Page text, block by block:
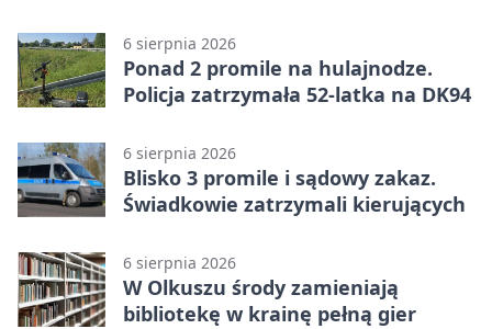
6 sierpnia 2026
Ponad 2 promile na hulajnodze.
Policja zatrzymała 52-latka na DK94
6 sierpnia 2026
Blisko 3 promile i sądowy zakaz.
Świadkowie zatrzymali kierujących
6 sierpnia 2026
W Olkuszu środy zamieniają
bibliotekę w krainę pełną gier